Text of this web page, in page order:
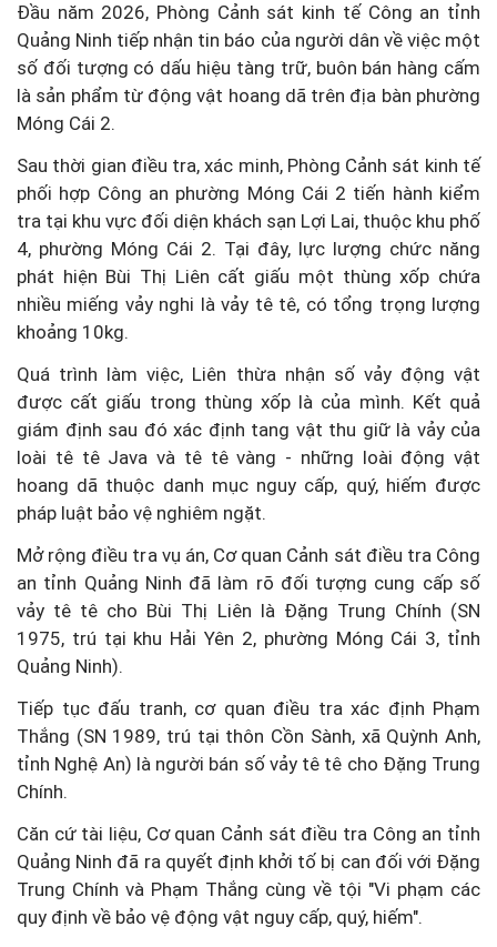
Đầu năm 2026, Phòng Cảnh sát kinh tế Công an tỉnh
Quảng Ninh tiếp nhận tin báo của người dân về việc một
số đối tượng có dấu hiệu tàng trữ, buôn bán hàng cấm
là sản phẩm từ động vật hoang dã trên địa bàn phường
Móng Cái 2.
Sau thời gian điều tra, xác minh, Phòng Cảnh sát kinh tế
phối hợp Công an phường Móng Cái 2 tiến hành kiểm
tra tại khu vực đối diện khách sạn Lợi Lai, thuộc khu phố
4, phường Móng Cái 2. Tại đây, lực lượng chức năng
phát hiện Bùi Thị Liên cất giấu một thùng xốp chứa
nhiều miếng vảy nghi là vảy tê tê, có tổng trọng lượng
khoảng 10kg.
Quá trình làm việc, Liên thừa nhận số vảy động vật
được cất giấu trong thùng xốp là của mình. Kết quả
giám định sau đó xác định tang vật thu giữ là vảy của
loài tê tê Java và tê tê vàng - những loài động vật
hoang dã thuộc danh mục nguy cấp, quý, hiếm được
pháp luật bảo vệ nghiêm ngặt.
Mở rộng điều tra vụ án, Cơ quan Cảnh sát điều tra Công
an tỉnh Quảng Ninh đã làm rõ đối tượng cung cấp số
vảy tê tê cho Bùi Thị Liên là Đặng Trung Chính (SN
1975, trú tại khu Hải Yên 2, phường Móng Cái 3, tỉnh
Quảng Ninh).
Tiếp tục đấu tranh, cơ quan điều tra xác định Phạm
Thắng (SN 1989, trú tại thôn Cồn Sành, xã Quỳnh Anh,
tỉnh Nghệ An) là người bán số vảy tê tê cho Đặng Trung
Chính.
Căn cứ tài liệu, Cơ quan Cảnh sát điều tra Công an tỉnh
Quảng Ninh đã ra quyết định khởi tố bị can đối với Đặng
Trung Chính và Phạm Thắng cùng về tội "Vi phạm các
quy định về bảo vệ động vật nguy cấp, quý, hiếm".